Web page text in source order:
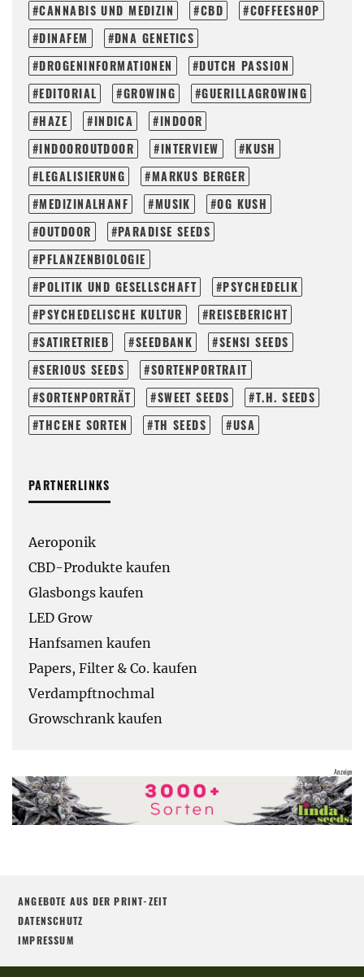
CANNABIS UND MEDIZIN
CBD
COFFEESHOP
DINAFEM
DNA GENETICS
DROGENINFORMATIONEN
DUTCH PASSION
EDITORIAL
GROWING
GUERILLAGROWING
HAZE
INDICA
INDOOR
INDOOROUTDOOR
INTERVIEW
KUSH
LEGALISIERUNG
MARKUS BERGER
MEDIZINALHANF
MUSIK
OG KUSH
OUTDOOR
PARADISE SEEDS
PFLANZENBIOLOGIE
POLITIK UND GESELLSCHAFT
PSYCHEDELIK
PSYCHEDELISCHE KULTUR
REISEBERICHT
SATIRETRIEB
SEEDBANK
SENSI SEEDS
SERIOUS SEEDS
SORTENPORTRAIT
SORTENPORTRÄT
SWEET SEEDS
T.H. SEEDS
THCENE SORTEN
TH SEEDS USA
PARTNERLINKS
Aeroponik
CBD-Produkte kaufen
Glasbongs kaufen
LED Grow
Hanfsamen kaufen
Papers, Filter & Co. kaufen
Verdampftnochmal
Growschrank kaufen
ANGEBOTE AUS DER PRINT-ZEIT
DATENSCHUTZ
IMPRESSUM